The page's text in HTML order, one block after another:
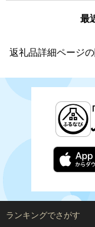
最
返礼品詳細ページ
ランキングでさがす